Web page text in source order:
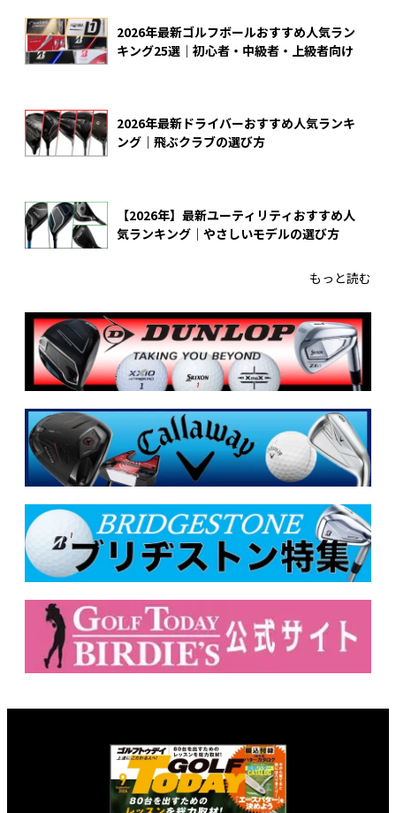
2026年最新ゴルフボールおすすめ人気ラン
キング25選｜初心者・中級者・上級者向け
2026年最新ドライバーおすすめ人気ランキ
ング｜飛ぶクラブの選び方
【2026年】最新ユーティリティおすすめ人
気ランキング｜やさしいモデルの選び方
もっと読む